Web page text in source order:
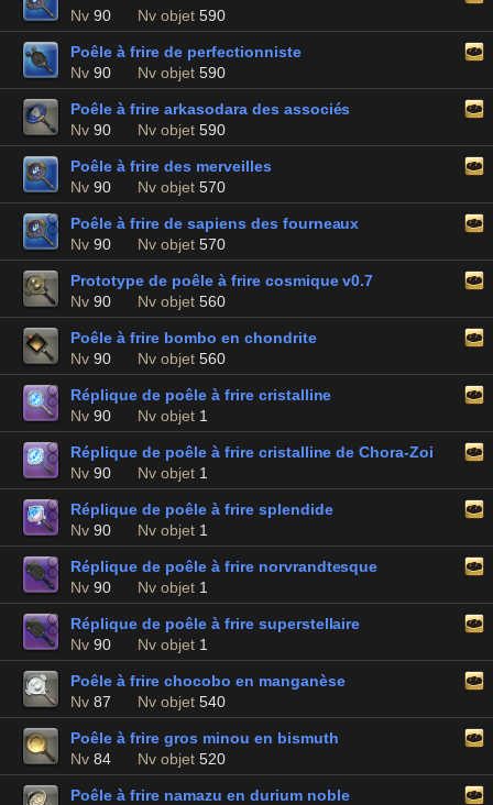
Nv 90 Nv objet 590
Poêle à frire de perfectionniste
Nv 90 Nv objet 590
Poêle à frire arkasodara des associés
Nv 90 Nv objet 590
Poêle à frire des merveilles
Nv 90 Nv objet 570
Poêle à frire de sapiens des fourneaux
Nv 90 Nv objet 570
Prototype de poêle à frire cosmique v0.7
Nv 90 Nv objet 560
Poêle à frire bombo en chondrite
Nv 90 Nv objet 560
Réplique de poêle à frire cristalline
Nv 90 Nv objet 1
Réplique de poêle à frire cristalline de Chora-Zoi
Nv 90 Nv objet 1
Réplique de poêle à frire splendide
Nv 90 Nv objet 1
Réplique de poêle à frire norvrandtesque
Nv 90 Nv objet 1
Réplique de poêle à frire superstellaire
Nv 90 Nv objet 1
Poêle à frire chocobo en manganèse
Nv 87 Nv objet 540
Poêle à frire gros minou en bismuth
Nv 84 Nv objet 520
Poêle à frire namazu en durium noble